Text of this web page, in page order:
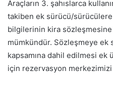
Araçların 3. şahıslarca
takiben ek sürücü/
bilgilerinin kira
mümkündür. Sözleşmeye
kapsamına dahil edilmesi
için rezervasyon